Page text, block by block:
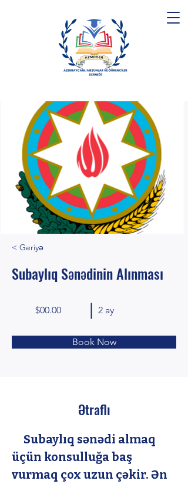
< Geriyə
Subaylıq Sənədinin Alınması
$00.00 2 ay
Book Now
Ətraflı
üçün konsulluğa baş
vurmaq çox uzun çəkir. Ən